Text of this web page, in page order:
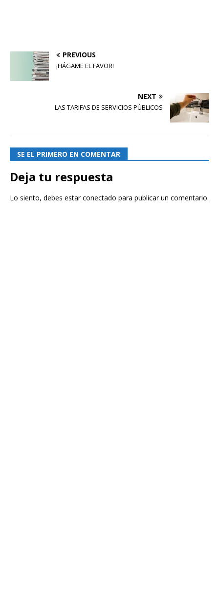
PREVIOUS
¡HÁGAME EL FAVOR!
NEXT
LAS TARIFAS DE SERVICIOS PÙBLICOS
SE EL PRIMERO EN COMENTAR
Deja tu respuesta
Lo siento, debes estarconectado para publicar un comentario.